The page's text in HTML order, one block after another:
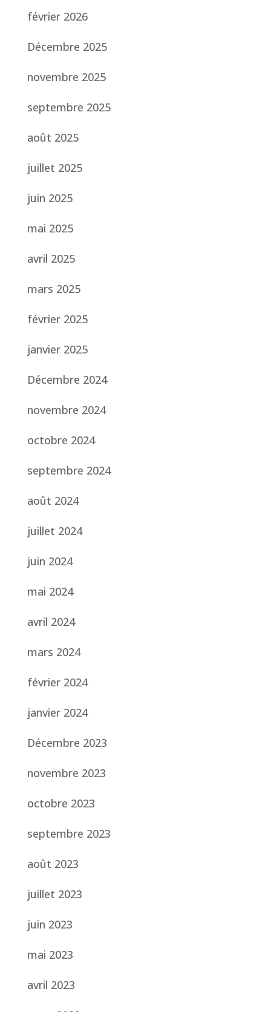
février 2026
Décembre 2025
novembre 2025
septembre 2025
août 2025
juillet 2025
juin 2025
mai 2025
avril 2025
mars 2025
février 2025
janvier 2025
Décembre 2024
novembre 2024
octobre 2024
septembre 2024
août 2024
juillet 2024
juin 2024
mai 2024
avril 2024
mars 2024
février 2024
janvier 2024
Décembre 2023
novembre 2023
octobre 2023
septembre 2023
août 2023
juillet 2023
juin 2023
mai 2023
avril 2023